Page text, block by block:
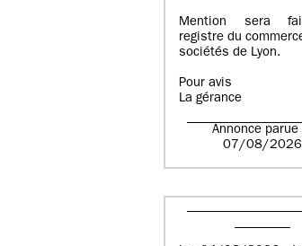
Mention sera
registre du
sociétés de Lyon.
Pour avis
La gérance
Annonce parue
07/08/2026